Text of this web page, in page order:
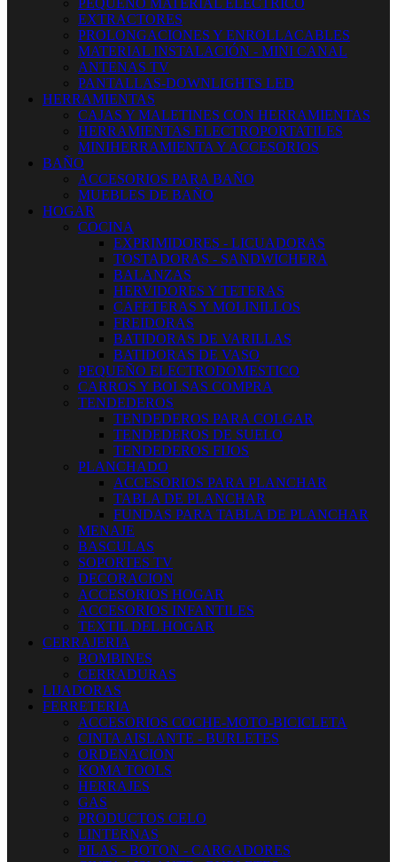
PEQUEÑO MATERIAL ELECTRICO
EXTRACTORES
PROLONGACIONES Y ENROLLACABLES
MATERIAL INSTALACIÓN - MINI CANAL
ANTENAS TV
PANTALLAS-DOWNLIGHTS LED
HERRAMIENTAS
CAJAS Y MALETINES CON HERRAMIENTAS
HERRAMIENTAS ELECTROPORTATILES
MINIHERRAMIENTA Y ACCESORIOS
BAÑO
ACCESORIOS PARA BAÑO
MUEBLES DE BAÑO
HOGAR
COCINA
EXPRIMIDORES - LICUADORAS
TOSTADORAS - SANDWICHERA
BALANZAS
HERVIDORES Y TETERAS
CAFETERAS Y MOLINILLOS
FREIDORAS
BATIDORAS DE VARILLAS
BATIDORAS DE VASO
PEQUEÑO ELECTRODOMESTICO
CARROS Y BOLSAS COMPRA
TENDEDEROS
TENDEDEROS PARA COLGAR
TENDEDEROS DE SUELO
TENDEDEROS FIJOS
PLANCHADO
ACCESORIOS PARA PLANCHAR
TABLA DE PLANCHAR
FUNDAS PARA TABLA DE PLANCHAR
MENAJE
BASCULAS
SOPORTES TV
DECORACION
ACCESORIOS HOGAR
ACCESORIOS INFANTILES
TEXTIL DEL HOGAR
CERRAJERIA
BOMBINES
CERRADURAS
LIJADORAS
FERRETERIA
ACCESORIOS COCHE-MOTO-BICICLETA
CINTA AISLANTE - BURLETES
ORDENACION
KOMA TOOLS
HERRAJES
GAS
PRODUCTOS CELO
LINTERNAS
PILAS - BOTON - CARGADORES